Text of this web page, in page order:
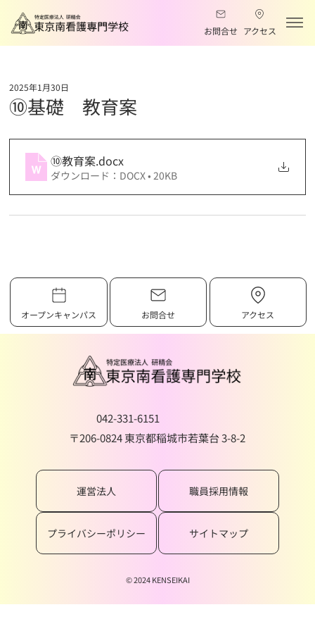
⑩基礎 教育案
2025年1月30日
⑩教育案.docx
ダウンロード：DOCX • 20KB
アクセス
お問合せ
オープンキャンパス お問合せ アクセス
© 2024 KENSEIKAI
042-331-6151
〒206-0824 東京都稲城市若葉台 3-8-2
運営法人 職員採用情報
プライバシーポリシー サイトマップ